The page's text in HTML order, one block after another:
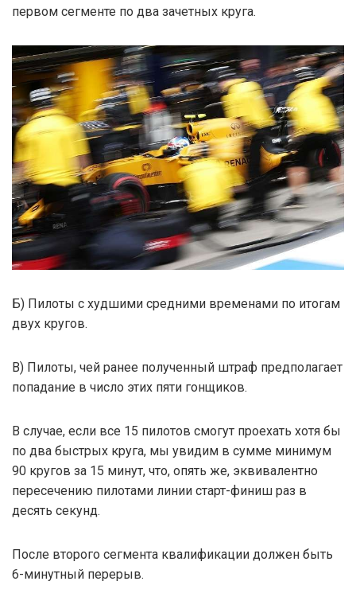
первом сегменте по два зачетных круга.
Б) Пилоты с худшими средними временами по итогам
двух кругов.
В) Пилоты, чей ранее полученный штраф предполагает
попадание в число этих пяти гонщиков.
В случае, если все 15 пилотов смогут проехать хотя бы
по два быстрых круга, мы увидим в сумме минимум
90 кругов за 15 минут, что, опять же, эквивалентно
пересечению пилотами линии старт-финиш раз в
десять секунд.
После второго сегмента квалификации должен быть
6-минутный перерыв.